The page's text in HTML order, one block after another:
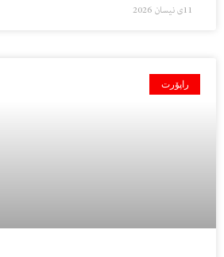
11ی نیسان 2026
راپۆرت